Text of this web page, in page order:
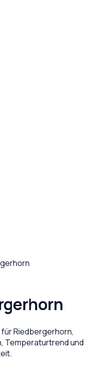
fürRiedbergerhorn,
Temperaturtrend und